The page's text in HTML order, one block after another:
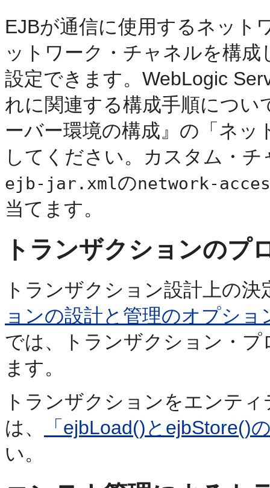
EJBが通信に使用するネット
ットワーク・チャネルを構
設定できます。WebLogic
れに関連する構成手順につい
ーバー環境の構成』の「ネッ
してください。カスタム・
ejb-jar.xmlのnetwork-
当てます。
トランザクションのプ
トランザクション設計上の
ョンの設計と管理のオプショ
では、トランザクション・
ます。
トランザクションをエンテ
は、
「ejbLoad()とejbStore()
い。